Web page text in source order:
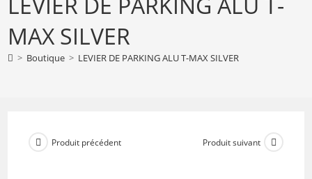
PARKING
ALU
T-
MAX SILVER
> Boutique > LEVIER DE PARKING ALU T-MAX SILVER
Produit précédent Produit suivant